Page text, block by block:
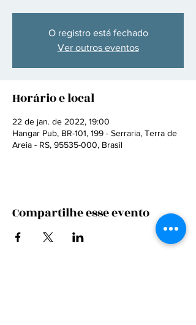
O registro está fechado
Ver outros eventos
Horário e local
22 de jan. de 2022, 19:00
Hangar Pub, BR-101, 199 - Serraria, Terra de
Areia - RS, 95535-000, Brasil
Compartilhe esse evento